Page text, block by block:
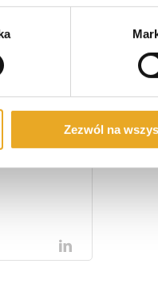
Zezwól na
LinkedIn